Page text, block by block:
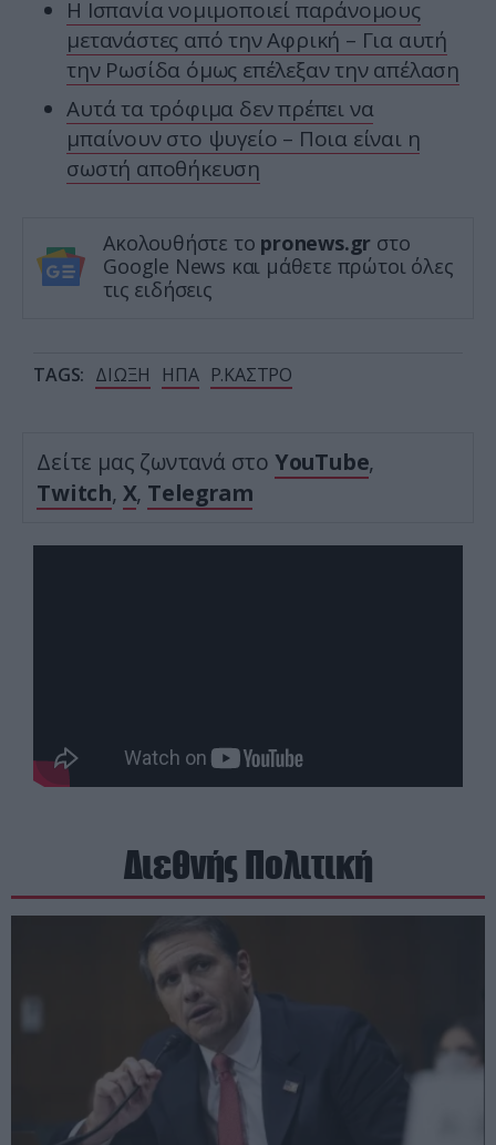
Η Ισπανία νομιμοποιεί παράνομους
μετανάστες από την Αφρική – Για αυτή
την Ρωσίδα όμως επέλεξαν την απέλαση
Αυτά τα τρόφιμα δεν πρέπει να
μπαίνουν στο ψυγείο – Ποια είναι η
σωστή αποθήκευση
Ακολουθήστε το pronews.gr στο
Google News και μάθετε πρώτοι όλες
τις ειδήσεις
TAGS: ΔΙΩΞΗ ΗΠΑ Ρ.ΚΑΣΤΡΟ
Δείτε μας ζωντανά στο YouTube,
Twitch, X, Telegram
Διεθνής Πολιτική